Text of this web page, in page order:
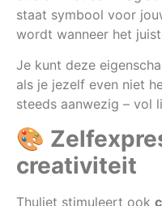
staat symbool voor
wordt wanneer het
Je kunt deze
als je jezelf even niet
steeds aanwezig – vol
🎨
creativiteit
Thuliet stimuleert ook